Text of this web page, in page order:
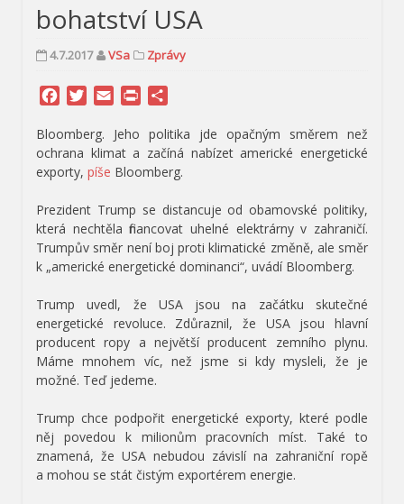
bohatství USA
4.7.2017 VSa Zprávy
Facebook
Twitter
Email Print
Bloomberg. Jeho politika jde opačným směrem než
ochrana klimat a začíná nabízet americké energetické
exporty, píše Bloomberg.
Prezident Trump se distancuje od obamovské politiky,
která nechtěla financovat uhelné elektrárny v zahraničí.
Trumpův směr není boj proti klimatické změně, ale směr
k „americké energetické dominanci“, uvádí Bloomberg.
Trump uvedl, že USA jsou na začátku skutečné
energetické revoluce. Zdůraznil, že USA jsou hlavní
producent ropy a největší producent zemního plynu.
Máme mnohem víc, než jsme si kdy mysleli, že je
možné. Teď jedeme.
Trump chce podpořit energetické exporty, které podle
něj povedou k milionům pracovních míst. Také to
znamená, že USA nebudou závislí na zahraniční ropě
a mohou se stát čistým exportérem energie.